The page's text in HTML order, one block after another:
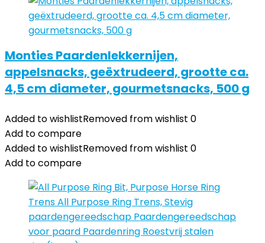
Monties Paardenlekkernijen,
appelsnacks, geëxtrudeerd, grootte ca.
4,5 cm diameter, gourmetsnacks, 500 g
Added to wishlistRemoved from wishlist 0
Add to compare
Added to wishlistRemoved from wishlist 0
Add to compare